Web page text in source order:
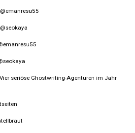
seriöse Ghostwriting-Agenturen im Jahr